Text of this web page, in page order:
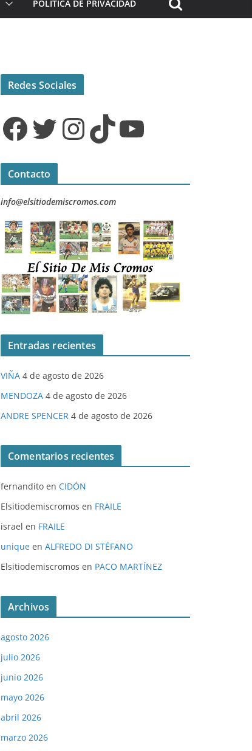
POLÍTICA DE PRIVACIDAD
Redes Sociales
Facebook Twitter InstagramTikTok YouTube
Contacto
info@elsitiodemiscromos.com
Entradas recientes
VIÑA 4 de agosto de 2026
MENDOZA 4 de agosto de 2026
ANDRE SPENCER 4 de agosto de 2026
Comentarios recientes
fernandito en CIDÓN
Elsitiodemiscromos en FRAILE
israel en FRAILE
unique en ALFREDO DI STÉFANO
Elsitiodemiscromos en PACO MARTÍNEZ
Archivos
agosto 2026
julio 2026
junio 2026
mayo 2026
abril 2026
marzo 2026